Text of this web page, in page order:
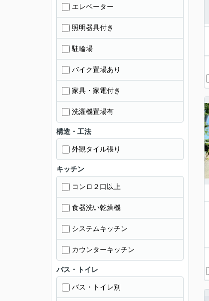
エレベーター
照明器具付き
駐輪場
バイク置場あり
家具・家電付き
洗濯機置場有
構造・工法
外観タイル張り
キッチン
コンロ２口以上
食器洗い乾燥機
システムキッチン
カウンターキッチン
バス・トイレ
バス・トイレ別